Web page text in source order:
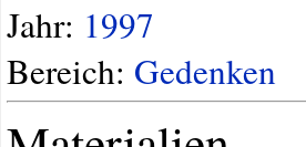
Jahr: 1997
Bereich: Gedenken